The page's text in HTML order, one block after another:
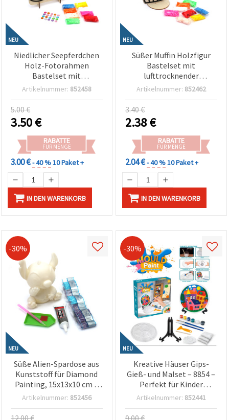
NEU
Niedlicher Seepferdchen
Holz-Fotorahmen
Bastelset mit
lufttrocknender
selbstklebenden
Kristallsteinen – perfekt
für Kinder Bastelspaß, DIY
Deko & kreatives
Gestalten
Artikelnummer: 852458
5.00 €
3.50€
RABATTE
FÜR MENGE
3.00 €- 40 %10 Paket +
IN DEN WARENKORB
NEU
Süßer Muffin Holzfigur
Bastelset mit
lufttrocknender
Modelliermasse – perfekt
Bastelideen & DIY Deko
zum Selbermachen
Artikelnummer: 852462
3.40 €
2.38€
RABATTE
FÜR MENGE
2.04 €- 40 %10 Paket +
IN DEN WARENKORB
-30%
NEU
Süße Alien-Spardose aus
Kunststoff für Diamond
Painting, 15x13x10 cm –
Perfekt für Kinder
kreative Hobbyprojekte
Artikelnummer: 852456
-30%
NEU
Kreative Häuser Gips-
Gieß- und Malset – 8854 –
Perfekt für Kinder
Basteln & kreatives
Artikelnummer: 852441